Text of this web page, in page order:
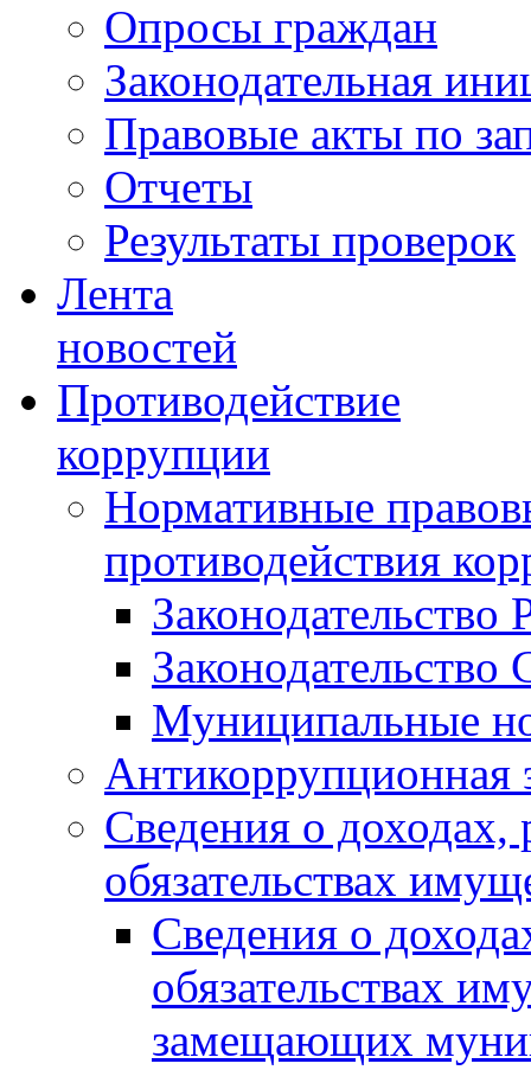
Опросы граждан
Законодательная
Правовые акты по
Отчеты
Результаты проверок
Лента
новостей
Противодействие
коррупции
Нормативные
противодействия
Законодательство
Муниципальные
Антикоррупционная
Сведения о доходах,
обязательствах
Сведения о
обязательствах
замещающих